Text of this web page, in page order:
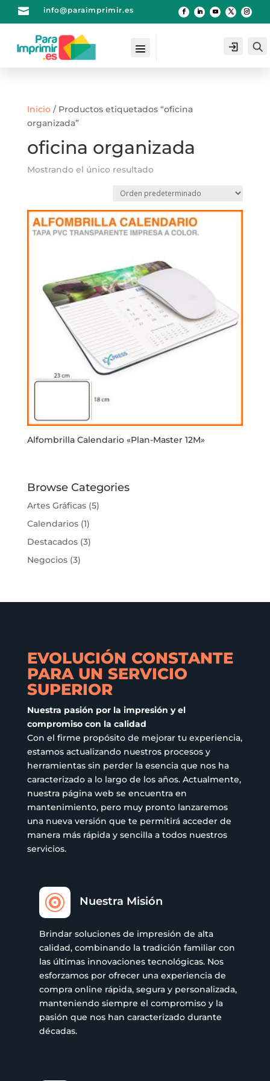
 info@paraimprimir.es
Login
Inicio/ Productos etiquetados “oficina
organizada”
oficina organizada
Mostrando el único resultado
Alfombrilla Calendario «Plan-Master 12M»
Browse Categories
Artes Gráficas(5)
Calendarios(1)
Destacados(3)
Negocios(3)
EVOLUCIÓN CONSTANTE
PARA UN SERVICIO
SUPERIOR
Nuestra pasión por la impresión y el
compromiso con la calidad
Con el firme propósito de mejorar tu experiencia,
estamos actualizando nuestros procesos y
herramientas sin perder la esencia que nos ha
caracterizado a lo largo de los años. Actualmente,
nuestra página web se encuentra en
mantenimiento, pero muy pronto lanzaremos
una nueva versión que te permitirá acceder de
manera más rápida y sencilla a todos nuestros
servicios.
 Nuestra Misión
Brindar soluciones de impresión de alta
calidad, combinando la tradición familiar con
las últimas innovaciones tecnológicas. Nos
esforzamos por ofrecer una experiencia de
compra online rápida, segura y personalizada,
manteniendo siempre el compromiso y la
pasión que nos han caracterizado durante
décadas.